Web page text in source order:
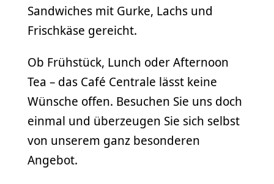
Sandwiches mit Gurke, Lachs und
Frischkäse gereicht.
Ob Frühstück, Lunch oder Afternoon
Tea – das Café Centrale lässt keine
Wünsche offen. Besuchen Sie uns doch
einmal und überzeugen Sie sich selbst
von unserem ganz besonderen
Angebot.